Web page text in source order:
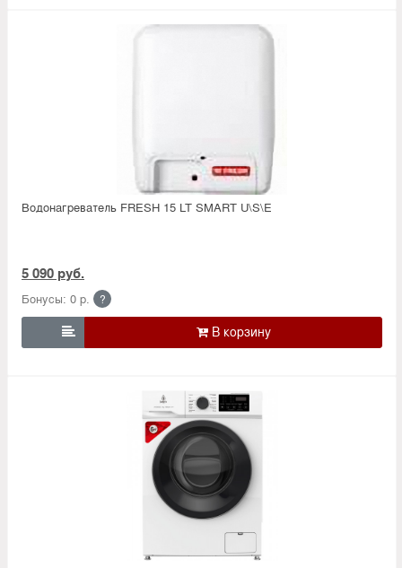
Водонагреватель FRESH 15 LT SMART U\S\E
5 090 руб.
Бонусы: 0 р. ?
